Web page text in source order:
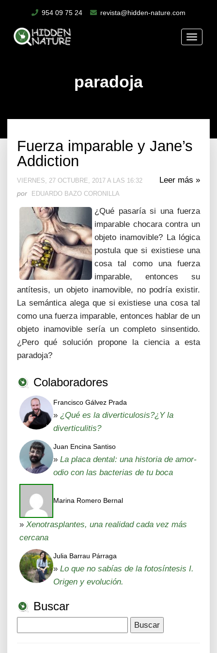
954 09 75 24 revista@hidden-nature.com
Toggle
paradoja
Fuerza imparable y Jane’s
Addiction
Leer más »
VIERNES, 27 OCTUBRE, 2017 A LAS 16:32
por EDUARDO BAZO CORONILLA
¿Qué pasaría si una fuerza
imparable chocara contra un
objeto inamovible? La lógica
postula que si existiese una
cosa tal como una fuerza
imparable, entonces su
antítesis, un objeto inamovible, no podría existir.
La semántica alega que si existiese una cosa tal
como una fuerza imparable, entonces hablar de un
objeto inamovible sería un completo sinsentido.
¿Pero qué solución propone la ciencia a esta
paradoja?
Colaboradores
Francisco Gálvez Prada
» ¿Qué es la diverticulosis?¿Y la
diverticulitis?
Juan Encina Santiso
» La placa dental: una historia de amor-
odio con las bacterias de tu boca
Marina Romero Bernal
» Xenotrasplantes, una realidad cada vez más
cercana
Julia Barrau Párraga
» Lo que no sabías de la fotosíntesis I.
Origen y evolución.
Buscar